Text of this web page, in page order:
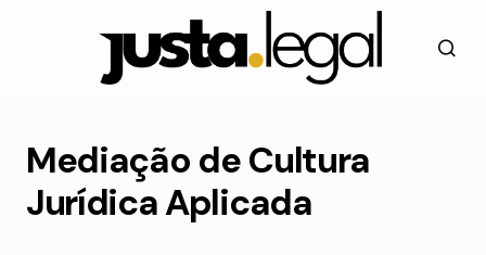
Mediação de Cultura
Jurídica Aplicada